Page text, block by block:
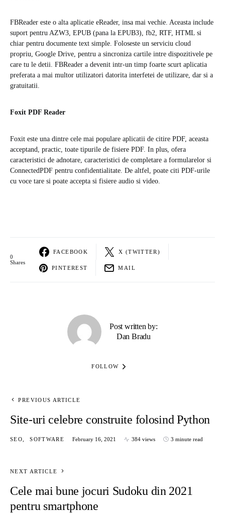
FBReader este o alta aplicatie eReader, insa mai vechie. Aceasta include
suport pentru AZW3, EPUB (pana la EPUB3), fb2, RTF, HTML si
chiar pentru documente text simple. Foloseste un serviciu cloud
propriu, Google Drive, pentru a sincroniza cartile intre dispozitivele pe
care tu le detii. FBReader a devenit intr-un timp foarte scurt aplicatia
preferata a mai multor utilizatori datorita interfetei de utilizare, dar si a
gratuitatii.
Foxit PDF Reader
Foxit este una dintre cele mai populare aplicatii de citire PDF, aceasta
acceptand, practic, toate tipurile de fisiere PDF. In plus, ofera
caracteristici de adnotare, caracteristici de completare a formularelor si
ConnectedPDF pentru confidentialitate. De altfel, poate citi PDF-urile
cu voce tare si poate accepta si fisiere audio si video.
0
Shares
FACEBOOK X (TWITTER)
PINTEREST MAIL
Post written by:
Dan Bradu
FOLLOW
PREVIOUS ARTICLE
Site-uri celebre construite folosind Python
SEO SOFTWARE February 16, 2021 384 views 3 minute read
NEXT ARTICLE
Cele mai bune jocuri Sudoku din 2021
pentru smartphone